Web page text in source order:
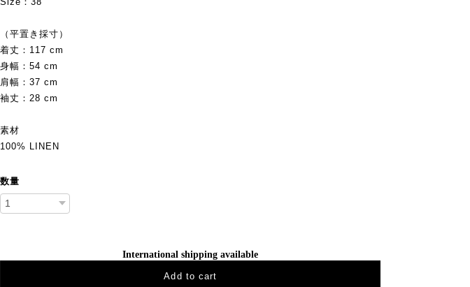
（平置き採寸）
着丈：117 cm
身幅：54 cm
肩幅：37 cm
袖丈：28 cm
素材
100% LINEN
数量
International shipping available
Add to cart